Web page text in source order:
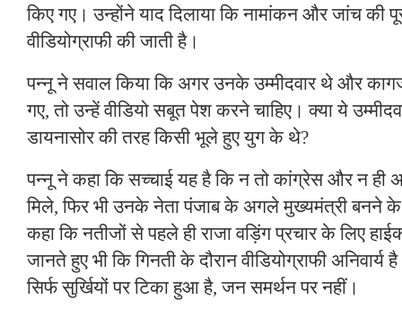
किए गए। उन्होंने याद दिलाया कि नामांकन और जांच की
वीडियोग्राफी की जाती है।
पन्नू ने सवाल किया कि अगर उनके उम्मीदवार थे और
गए, तो उन्हें वीडियो सबूत पेश करने चाहिए। क्या ये
डायनासोर की तरह किसी भूले हुए युग के थे?
पन्नू ने कहा कि सच्चाई यह है कि न तो कांग्रेस और न ही
मिले, फिर भी उनके नेता पंजाब के अगले मुख्यमंत्री बनने
कहा कि नतीजों से पहले ही राजा वड़िंग प्रचार के लिए
जानते हुए भी कि गिनती के दौरान वीडियोग्राफी अनिवार्य
सिर्फ सुर्खियों पर टिका हुआ है, जन समर्थन पर नहीं।